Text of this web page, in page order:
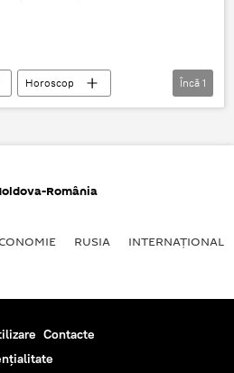
Horoscop
Încă 1
România
RUSIA INTERNAŢIONAL
Contacte